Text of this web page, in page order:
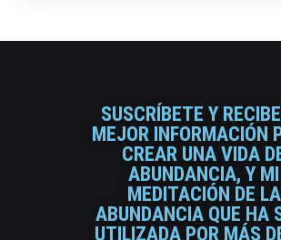
SUSCRÍBETE Y
MEJOR INFORMACIÓN
CREAR UNA VIDA
ABUNDANCIA, Y MI
MEDITACIÓN DE LA
ABUNDANCIA QUE HA
UTILIZADA POR MÁS